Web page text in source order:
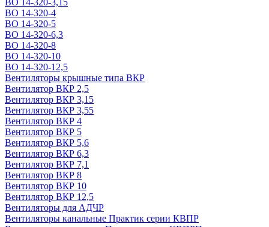
ВО 14-320-3,15
ВО 14-320-4
ВО 14-320-5
ВО 14-320-6,3
ВО 14-320-8
ВО 14-320-10
ВО 14-320-12,5
Вентиляторы крышные типа ВКР
Вентилятор ВКР 2,5
Вентилятор ВКР 3,15
Вентилятор ВКР 3,55
Вентилятор ВКР 4
Вентилятор ВКР 5
Вентилятор ВКР 5,6
Вентилятор ВКР 6,3
Вентилятор ВКР 7,1
Вентилятор ВКР 8
Вентилятор ВКР 10
Вентилятор ВКР 12,5
Вентиляторы для АДЧР
Вентиляторы канальные Практик серии КВПР